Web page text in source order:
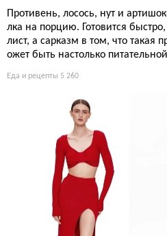
Противень, лосось, нут и
лка на порцию. Готовится
лист, а сарказм в том, что такая
ожет быть настолько
Еда и рецепты 5 260